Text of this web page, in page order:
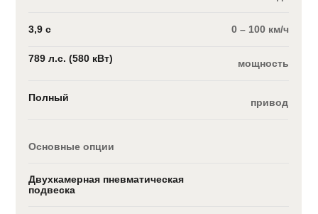
3,9 с 0 – 100 км/ч
789 л.с. (580 кВт) мощность
Полный привод
Основные опции
Двухкамерная пневматическая
подвеска